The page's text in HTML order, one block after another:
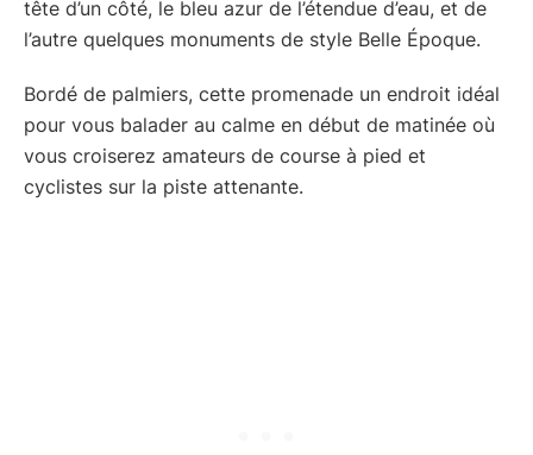
tête d’un côté, le bleu azur de l’étendue d’eau, et de
l’autre quelques monuments de style Belle Époque.
Bordé de palmiers, cette promenade un endroit idéal
pour vous balader au calme en début de matinée où
vous croiserez amateurs de course à pied et
cyclistes sur la piste attenante.